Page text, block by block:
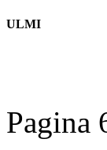
ULMI
Pagina